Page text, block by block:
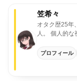
笠希々
オタク歴25年
人。
個人的な
プロフィール